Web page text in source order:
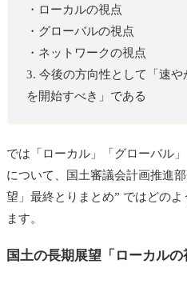
・ローカルの視点
・グローバルの視点
・ネットワークの視点
3. 今後の方向性として「速
を開始すべき」である
では「ローカル」「グローバル
について、国土審議会計画推進
望」最終とりまとめ” ではどの
ます。
国土の長期展望「ローカルの